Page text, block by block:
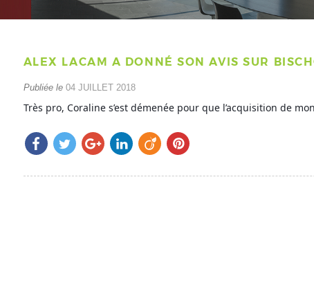
ALEX LACAM A DONNÉ SON AVIS SUR
Publiée le 04 JUILLET 2018
Très pro, Coraline s’est démenée pour que l’acquisition de